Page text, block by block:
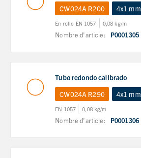
CW024A R200
4x1 mm
En rollo EN 1057 0,08 kg/m
Nombre d'article: P0001305
Tubo redondo calibrado
CW024A R290
4x1 mm
EN 1057 0,08 kg/m
Nombre d'article: P0001306